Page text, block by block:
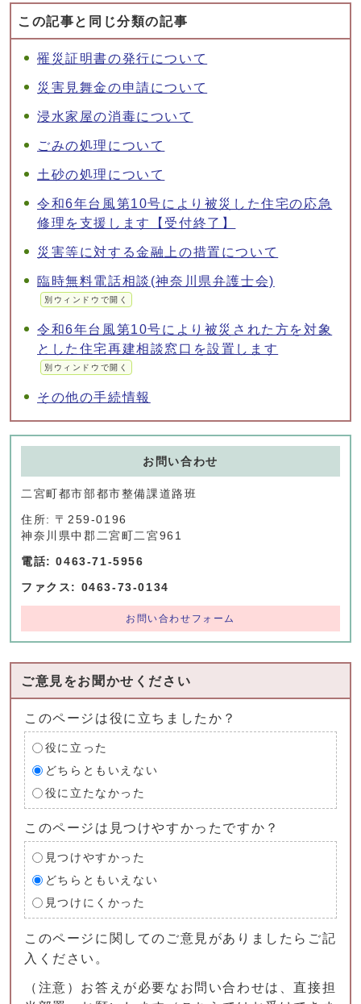
この記事と同じ分類の記事
罹災証明書の発行について
災害見舞金の申請について
浸水家屋の消毒について
ごみの処理について
土砂の処理について
令和6年台風第10号により被災した住宅の応急
修理を支援します【受付終了】
災害等に対する金融上の措置について
臨時無料電話相談(神奈川県弁護士会)
別ウィンドウで開く
令和6年台風第10号により被災された方を対象
とした住宅再建相談窓口を設置します
別ウィンドウで開く
その他の手続情報
お問い合わせ
二宮町都市部都市整備課道路班
住所: 〒259-0196
神奈川県中郡二宮町二宮961
電話: 0463-71-5956
ファクス: 0463-73-0134
お問い合わせフォーム
ご意見をお聞かせください
このページは役に立ちましたか？
役に立った
どちらともいえない
役に立たなかった
このページは見つけやすかったですか？
見つけやすかった
どちらともいえない
見つけにくかった
このページに関してのご意見がありましたらご記
入ください。
（注意）お答えが必要なお問い合わせは、直接担